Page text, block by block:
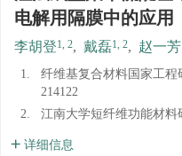
电解用隔膜中的应用
李胡登1, 2, 戴磊1, 2, 赵一芳
1.
纤维基复合材料国家工
214122
2.
江南大学短纤维功能材料
详细信息